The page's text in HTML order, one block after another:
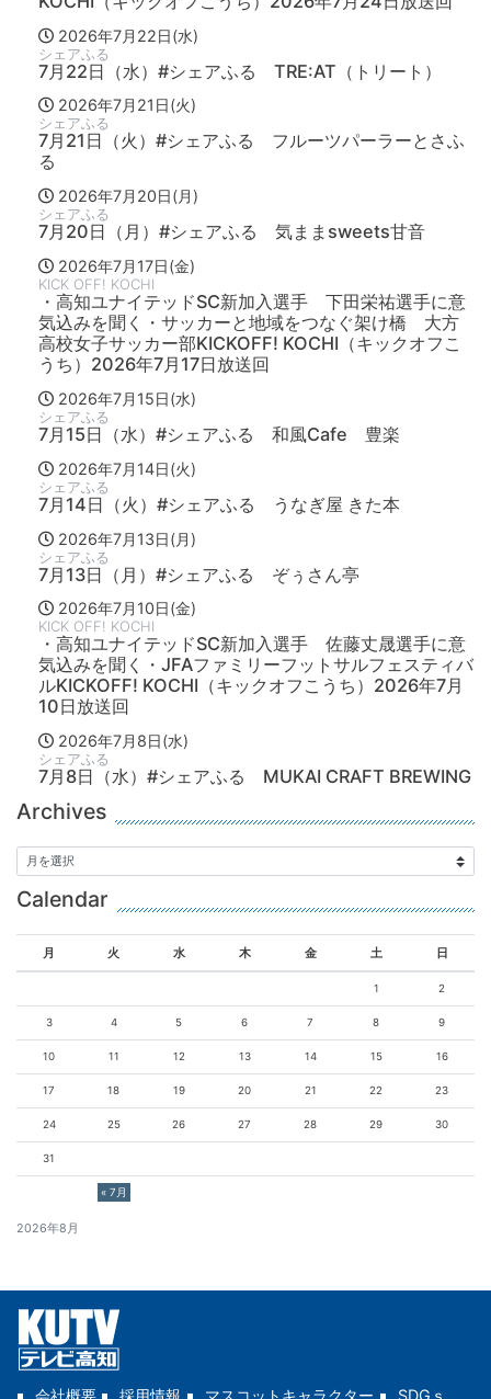
2026年7月22日(水)
シェアふる
7月22日（水）#シェアふる TRE:AT（トリート）
2026年7月21日(火)
シェアふる
7月21日（火）#シェアふる フルーツパーラーとさふ
る
2026年7月20日(月)
シェアふる
7月20日（月）#シェアふる 気ままsweets甘音
2026年7月17日(金)
KICK OFF! KOCHI
・高知ユナイテッドSC新加入選手 下田栄祐選手に意
気込みを聞く・サッカーと地域をつなぐ架け橋 大方
高校女子サッカー部KICKOFF! KOCHI（キックオフこ
うち）2026年7月17日放送回
2026年7月15日(水)
シェアふる
7月15日（水）#シェアふる 和風Cafe 豊楽
2026年7月14日(火)
シェアふる
7月14日（火）#シェアふる うなぎ屋 きた本
2026年7月13日(月)
シェアふる
7月13日（月）#シェアふる ぞぅさん亭
2026年7月10日(金)
KICK OFF! KOCHI
・高知ユナイテッドSC新加入選手 佐藤丈晟選手に意
気込みを聞く・JFAファミリーフットサルフェスティバ
ルKICKOFF! KOCHI（キックオフこうち）2026年7月
10日放送回
2026年7月8日(水)
シェアふる
7月8日（水）#シェアふる MUKAI CRAFT BREWING
Archives
Calendar
2026年8月
月 火 水 木 金 土 日
« 7月
1 2
3 4 5 6 7 8 9
10 11 12 13 14 15 16
17 18 19 20 21 22 23
24 25 26 27 28 29 30
31